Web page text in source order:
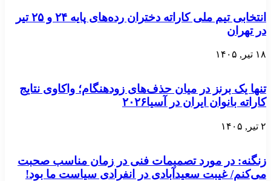
انتخابی تیم ملی کاراته دختران رده‌های پایه ۲۴ و ۲۵ تیر
در تهران
۱۸ تیر, ۱۴۰۵
تنها یک برنز در میان حذف‌های زودهنگام؛ واکاوی نتایج
کاراته بانوان ایران در آسیا۲۰۲۶
۲ تیر, ۱۴۰۵
زنگنه: در مورد تصمیمات فنی در زمان مناسب صحبت
می‌کنم/ غیبت سعید‌آبادی در انفرادی سیاست ما بود!